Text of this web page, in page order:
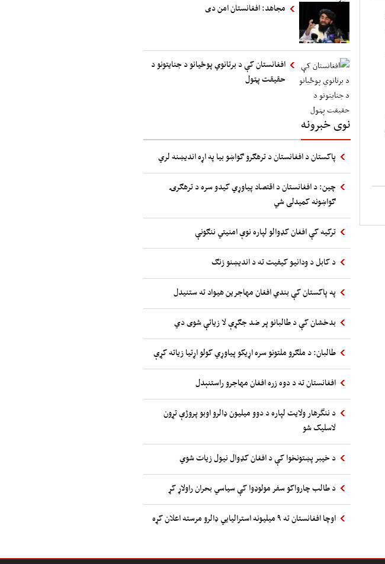
مجاهد: افغانستان امن دی
افغانستان کې د برتانوي پوځیانو د جنایتونو د
حقیقت پټول
نوی خبرونه
پاکستان د افغانستان د ترهګرو ګواښو بیا په اړه اندیښنه لري
چین: د افغانستان د اقتصاد پیاوړي کیدو سره د ترهګرۍ
ګواښونه کمیدلی شي
ترکیه کې افغان کډوالو لپاره نوې امنیتي ننګونې
د کابل د ودانیو کیفیت ته د اندیښنو زنګ
په پاکستان کې بندي افغان مهاجرین هیواد ته ستنیدل
بدخشان کې د طالبانو پر ضد جګړې لا زیاتې شوی دي
طالبان: د ملګرو ملتونو سره اړیکو پیاوړي کولو اړتیا زیاته کړې
افغانستان ته د دوه زره افغان مهاجرو راستنېدل
د ننگرهار ولایت لپاره د دوو میلیون ډالرو اوبو پروژې تړون
لاسلیک شو
د خیبر پښتونخوا کې د افغان کډوال نیول زیات شوي
د طالب چارواکو سفر مولوډوا کې سیاسي بحران راولاړ کړ
اوچا افغانستان ته ۹ میلیونه استرالیایي ډالرو مرسته اعلان کړه